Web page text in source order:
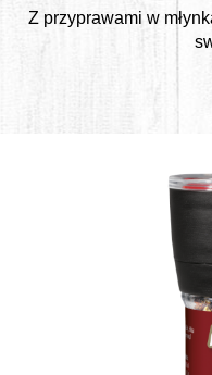
Z przyprawami w